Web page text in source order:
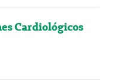
Cardiológicos